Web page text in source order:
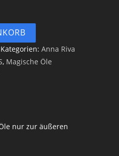
Kategorien:Anna Riva
, Magische Öle
nur zur äußeren